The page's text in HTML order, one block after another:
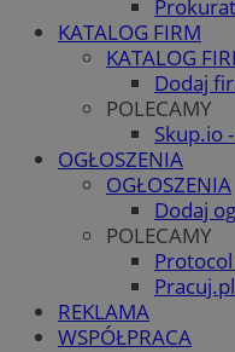
KATALOG FIRM
KATALOG
Dodaj
POLECAMY
Skup.io
OGŁOSZENIA
OGŁOSZENIA
Dodaj
POLECAMY
REKLAMA
WSPÓŁPRACA